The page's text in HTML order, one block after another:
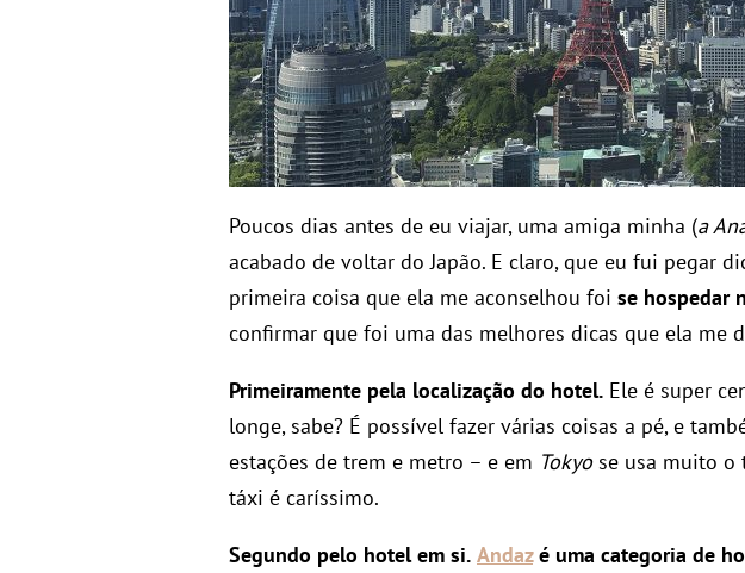
Poucos dias antes de eu viajar, uma amiga minha (a
acabado de voltar do Japão. E claro, que eu fui pegar
primeira coisa que ela me aconselhou foi se hospedar
confirmar que foi uma das melhores dicas que ela me
Primeiramente pela localização do hotel. Ele é super
longe, sabe? É possível fazer várias coisas a pé, e
estações de trem e metro – e em Tokyose usa muito o
táxi é caríssimo.
Segundo pelo hotel em si. Andazé uma categoria de